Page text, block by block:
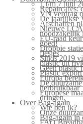
1 t/m 7 juni
Repaircafés:
VN verdrag
De jaarlijkse
Afschaffen
Nieuwe LCA
noodzakelijk
EU-raad
goed!
Droppie
flesjes
Sinds 2019
plastic uit
Geen plastic
Plastic
Europa
De
herbruikbaar
Europese
dringen.
Over Bag-again
Wie ben ik?
Onze
Bag-again in